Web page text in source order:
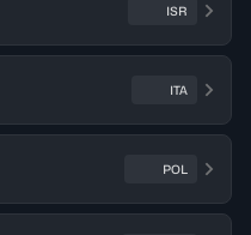
ISR
ITA
POL